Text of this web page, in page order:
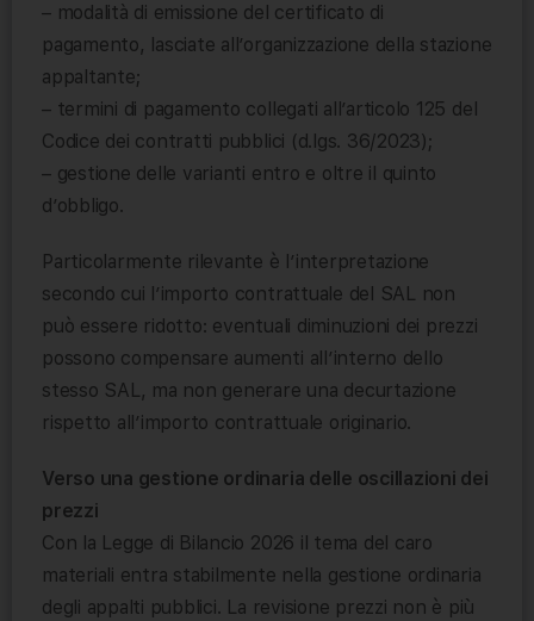
– modalità di emissione del certificato di
pagamento, lasciate all’organizzazione della stazione
appaltante;
– termini di pagamento collegati all’articolo 125 del
Codice dei contratti pubblici (d.lgs. 36/2023);
– gestione delle varianti entro e oltre il quinto
d’obbligo.
Particolarmente rilevante è l’interpretazione
secondo cui l’importo contrattuale del SAL non
può essere ridotto: eventuali diminuzioni dei prezzi
possono compensare aumenti all’interno dello
stesso SAL, ma non generare una decurtazione
rispetto all’importo contrattuale originario.
Verso una gestione ordinaria delle oscillazioni dei
prezzi
Con la Legge di Bilancio 2026 il tema del caro
materiali entra stabilmente nella gestione ordinaria
degli appalti pubblici. La revisione prezzi non è più